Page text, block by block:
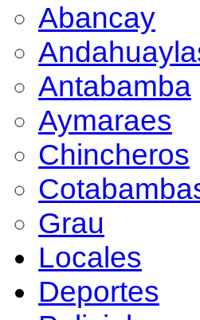
Abancay
Antabamba
Aymaraes
Chincheros
Grau
Locales
Deportes